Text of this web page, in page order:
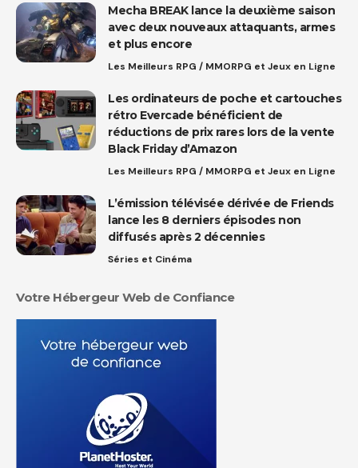
Mecha BREAK lance la deuxième saison
avec deux nouveaux attaquants, armes
et plus encore
Les Meilleurs RPG / MMORPG et Jeux en Ligne
Les ordinateurs de poche et cartouches
rétro Evercade bénéficient de
réductions de prix rares lors de la vente
Black Friday d’Amazon
Les Meilleurs RPG / MMORPG et Jeux en Ligne
L’émission télévisée dérivée de Friends
lance les 8 derniers épisodes non
diffusés après 2 décennies
Séries et Cinéma
Votre Hébergeur Web de Confiance